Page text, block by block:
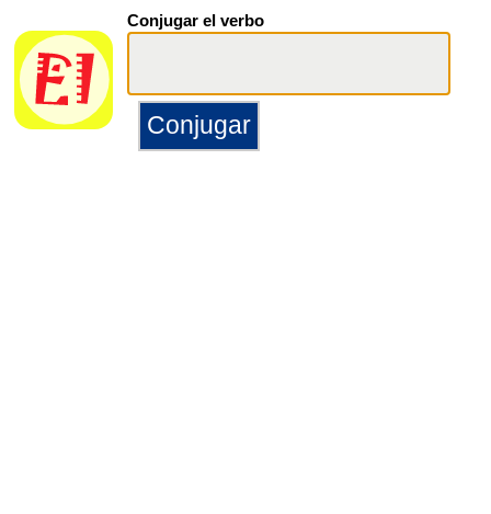
Conjugar el verbo